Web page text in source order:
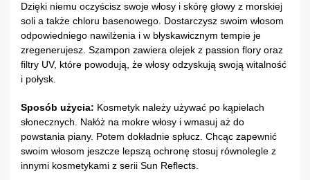
Dzięki niemu oczyścisz swoje włosy i skórę głowy z morskiej
soli a także chloru basenowego. Dostarczysz swoim włosom
odpowiedniego nawilżenia i w błyskawicznym tempie je
zregenerujesz. Szampon zawiera olejek z passion flory oraz
filtry UV, które powodują, że włosy odzyskują swoją witalność
i połysk.
Sposób użycia: Kosmetyk należy używać po kąpielach
słonecznych. Nałóż na mokre włosy i wmasuj aż do
powstania piany. Potem dokładnie spłucz. Chcąc zapewnić
swoim włosom jeszcze lepszą ochronę stosuj równolegle z
innymi kosmetykami z serii Sun Reflects.